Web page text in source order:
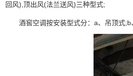
回风),顶出风(法兰送风)三种型式;
酒窖空调按安装型式分：a、吊顶式;b